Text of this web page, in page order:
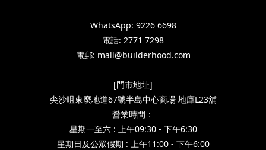
WhatsApp: 9226 6698
電話: 2771 7298
電郵: mall@builderhood.com
[門市地址]
尖沙咀東麼地道67號半島中心商場 地庫L23舖
營業時間：
星期一至六 : 上午09:30 - 下午6:30
星期日及公眾假期 : 上午11:00 - 下午6:00